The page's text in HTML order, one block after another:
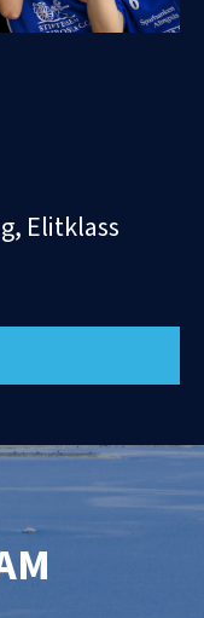
Elitklass